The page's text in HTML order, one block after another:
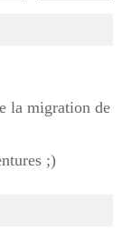
la migration de
;)